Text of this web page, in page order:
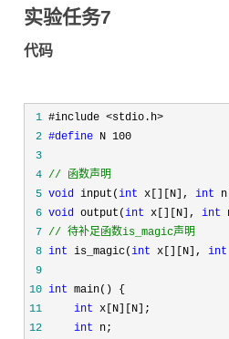
实验任务7
代码
1
2 #define
3
4 // 函数声明
5 void input(int x[][N], int
6 void output(int x[][N], int
7 // 待补足函数is_magic声明
8 int is_magic(int x[][N], int
9
10 int
11
int
12
int